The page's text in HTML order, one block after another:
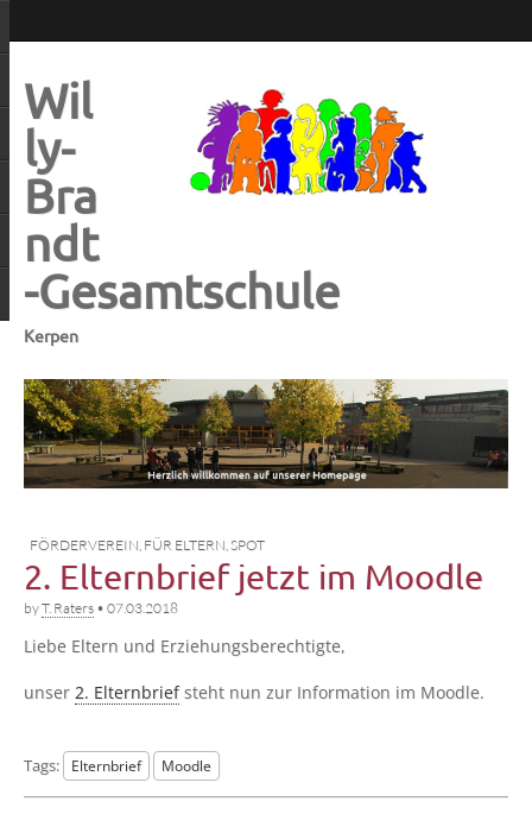
Wil
ly-
Bra
ndt
-Gesamtschule
Kerpen
FÖRDERVEREIN FÜR ELTERN SPOT
2. Elternbrief jetzt im Moodle
byT. Raters • 07.03.2018
Lie­be Eltern und Erziehungsberechtigte,
unser 2. Eltern­briefsteht nun zur Infor­ma­ti­on im Moodle.
Tags: Elternbrief Moodle